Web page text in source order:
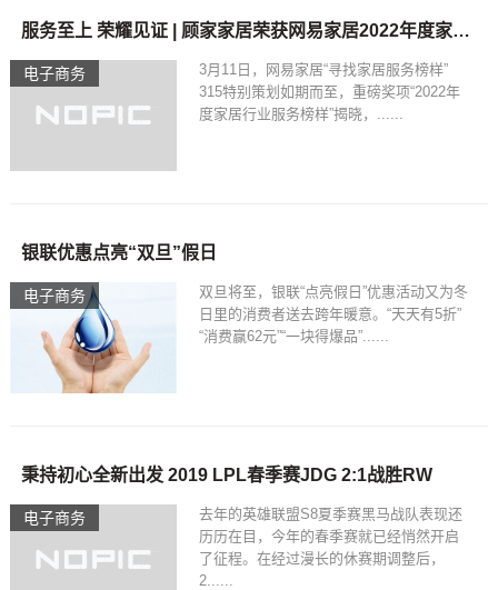
电子商务
服务至上 荣耀见证 | 顾家家居荣获网易家居2022年度家居行业服务榜样!
3月11日，网易家居“寻找家居服务榜样”
315特别策划如期而至，重磅奖项“2022年
度家居行业服务榜样”揭晓，......
电子商务
银联优惠点亮“双旦”假日
双旦将至，银联“点亮假日”优惠活动又为冬
日里的消费者送去跨年暖意。“天天有5折”
“消费赢62元”“一块得爆品”......
电子商务
秉持初心全新出发 2019 LPL春季赛JDG 2:1战胜RW
去年的英雄联盟S8夏季赛黑马战队表现还
历历在目，今年的春季赛就已经悄然开启
了征程。在经过漫长的休赛期调整后，
2......